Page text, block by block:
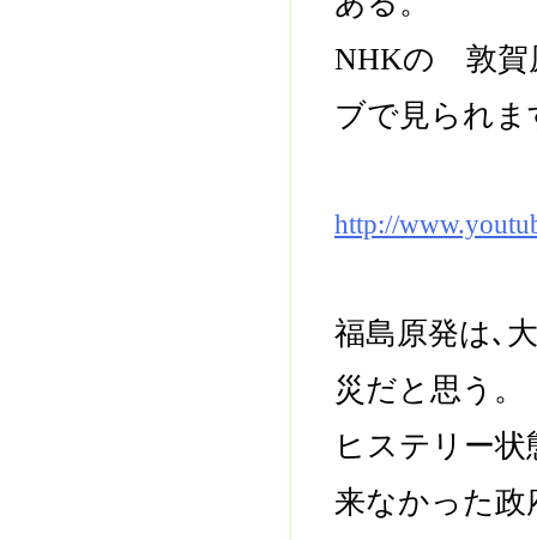
NHKの 敦賀
ブで見られま
http://
福島原発は､
災だと思う。
ヒステリー
来なかった